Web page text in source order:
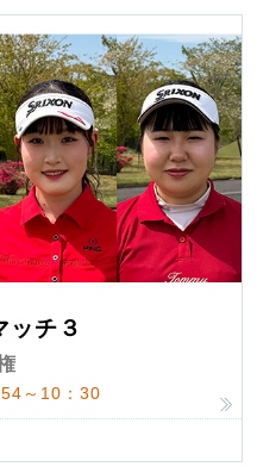
チ３
～10：30